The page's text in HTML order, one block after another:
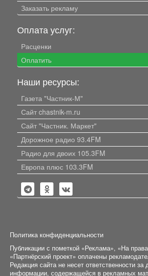
Заказать рекламу
Оплата услуг:
Расценки
Оплатить
Наши ресурсы:
Газета "Частник-М"
Сайт chastnik-m.ru
Сайт "Частник. Маркет"
Дорожное радио 93.4FM
Радио для двоих 105.3FM
Европа плюс 103.3FM
Политика конфиденциальности
Публикации с пометкой «Реклама», «На
«Партнёрский проект» оплачены
Редакция сайта не несет ответственности за
информации, содержащейся в рекламных